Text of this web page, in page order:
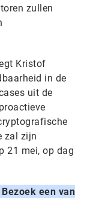
zullen
Kristof
in de
uit de
zal zijn
21 mei, op dag
een van